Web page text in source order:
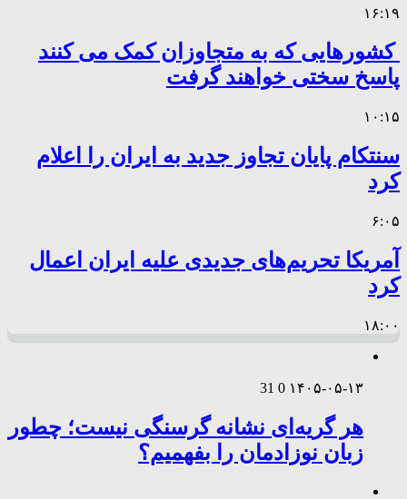
۱۶:۱۹
کشورهایی که به متجاوزان کمک می کنند
پاسخ سختی خواهند گرفت
۱۰:۱۵
سنتکام پایان تجاوز جدید به ایران را اعلام
کرد
۶:۰۵
آمریکا تحریم‌های جدیدی علیه ایران اعمال
کرد
۱۸:۰۰
۱۴۰۵-۰۵-۱۳ 0
31
هر گریه‌ای نشانه گرسنگی نیست؛ چطور
زبان نوزادمان را بفهمیم؟